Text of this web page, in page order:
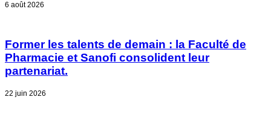
6 août 2026
Former les talents de demain : la Faculté de
Pharmacie et Sanofi consolident leur
partenariat.
22 juin 2026